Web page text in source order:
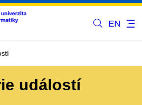
EN
událostí